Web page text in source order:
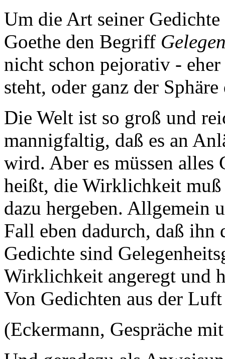
Um die Art seiner
Goethe den Begriff
nicht schon pejorativ -
steht, oder ganz der
Die Welt ist so groß und
mannigfaltig, daß es an
wird. Aber es müssen alles
heißt, die Wirklichkeit muß
dazu hergeben. Allgemein
Fall eben dadurch, daß
Gedichte sind
Wirklichkeit angeregt und
Von Gedichten aus der
(Eckermann, Gespräche